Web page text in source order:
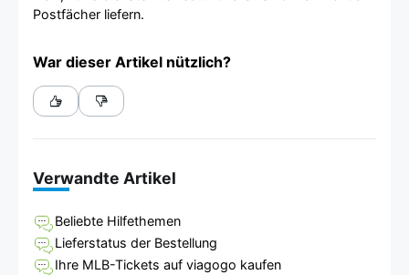
Postfächer liefern.
War dieser Artikel nützlich?
Verwandte Artikel
Beliebte Hilfethemen
Lieferstatus der Bestellung
Ihre MLB-Tickets auf viagogo kaufen